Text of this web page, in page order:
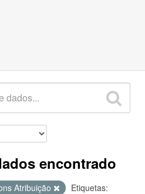
encontrado
Atribuição
Etiquetas: